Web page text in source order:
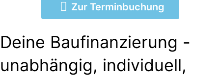
Zur Terminbuchung
Deine Baufinanzierung -
unabhängig, individuell,